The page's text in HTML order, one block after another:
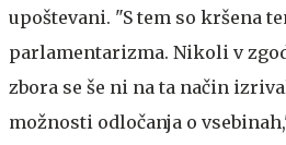
upoštevani. "S tem so kršena
parlamentarizma. Nikoli v
zbora se še ni na ta način
možnosti odločanja o